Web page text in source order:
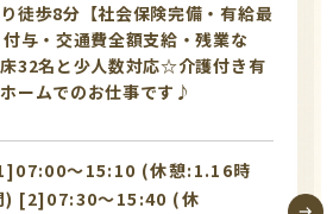
徒歩8分【社会保険完備・有給最
与・交通費全額支給・残業な
32名と少人数対応☆介護付き有
ームでのお仕事です♪
〜15:10 (休憩:1.16時
) [2]07:30〜15:40 (休